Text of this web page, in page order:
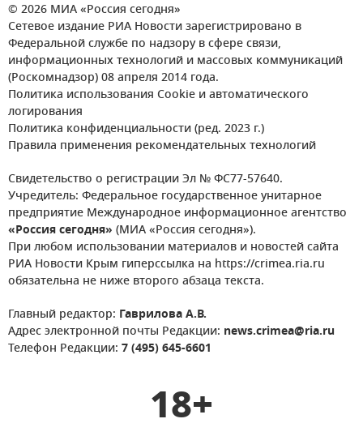
© 2026 МИА «Россия сегодня»
Сетевое издание РИА Новости зарегистрировано в
Федеральной службе по надзору в сфере связи,
информационных технологий и массовых коммуникаций
(Роскомнадзор) 08 апреля 2014 года.
Политика использования Cookie и автоматического
логирования
Политика конфиденциальности (ред. 2023 г.)
Правила применения рекомендательных технологий
Свидетельство о регистрации Эл № ФС77-57640.
Учредитель: Федеральное государственное унитарное
предприятие Международное информационное агентство
«Россия сегодня» (МИА «Россия сегодня»).
При любом использовании материалов и новостей сайта
РИА Новости Крым гиперссылка на https://crimea.ria.ru
обязательна не ниже второго абзаца текста.
Главный редактор: Гаврилова А.В.
Адрес электронной почты Редакции: news.crimea@ria.ru
Телефон Редакции: 7 (495) 645-6601
18+